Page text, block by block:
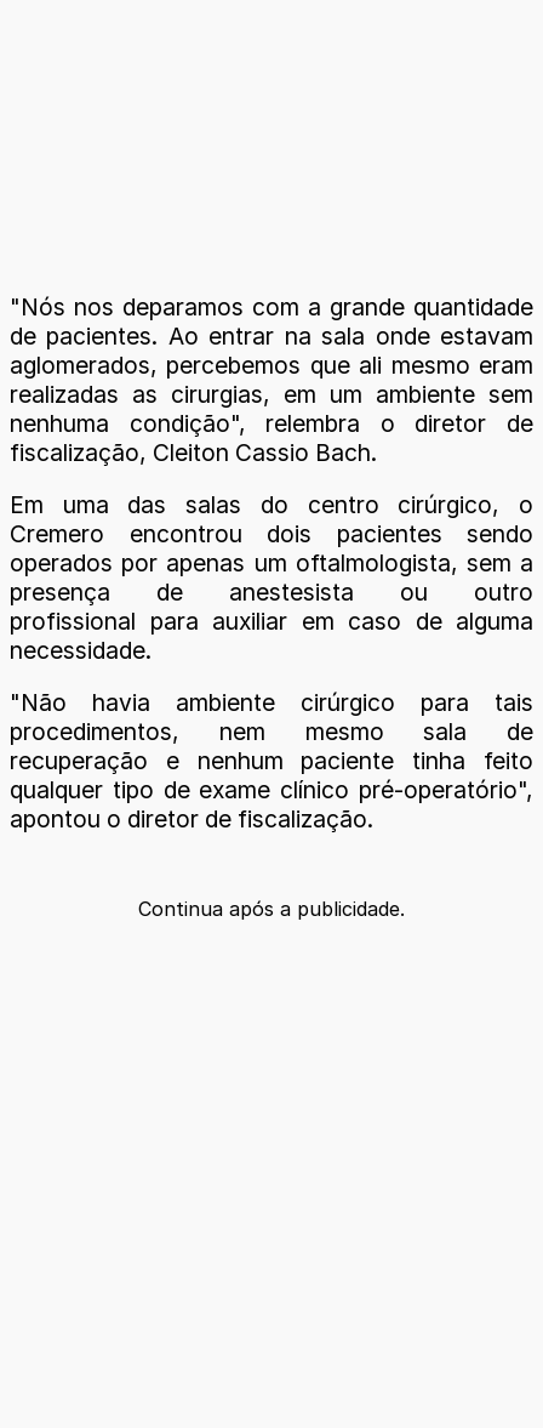
"Nós nos deparamos com a grande quantidade
de pacientes. Ao entrar na sala onde estavam
aglomerados, percebemos que ali mesmo eram
realizadas as cirurgias, em um ambiente sem
nenhuma condição", relembra o diretor de
fiscalização, Cleiton Cassio Bach.
Em uma das salas do centro cirúrgico, o
Cremero encontrou dois pacientes sendo
operados por apenas um oftalmologista, sem a
presença de anestesista ou outro
profissional para auxiliar em caso de alguma
necessidade.
"Não havia ambiente cirúrgico para tais
procedimentos, nem mesmo sala de
recuperação e nenhum paciente tinha feito
qualquer tipo de exame clínico pré-operatório",
apontou o diretor de fiscalização.
Continua após a publicidade.